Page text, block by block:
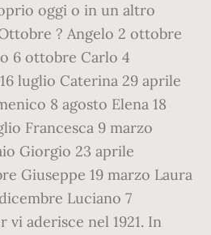
oggi o in un altro
? Angelo 2 ottobre
6 ottobre Carlo 4
luglio Caterina 29 aprile
8 agosto Elena 18
Francesca 9 marzo
Giorgio 23 aprile
Giuseppe 19 marzo Laura
Luciano 7
vi aderisce nel 1921. In